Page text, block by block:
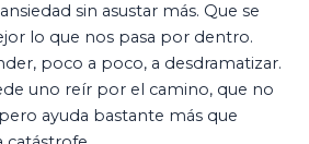
sin asustar más. Que se
lo que nos pasa por dentro.
poco a poco, a desdramatizar.
uno reír por el camino, que no
ayuda bastante más que